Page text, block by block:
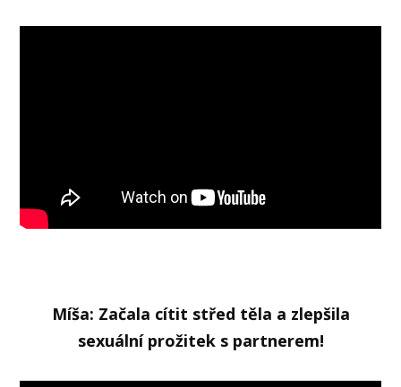
Míša: Začala cítit střed těla a zlepšila
sexuální prožitek s partnerem!